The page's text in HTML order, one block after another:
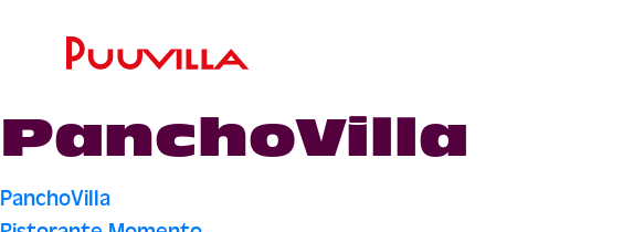
PanchoVilla
Artikkelien
PanchoVilla